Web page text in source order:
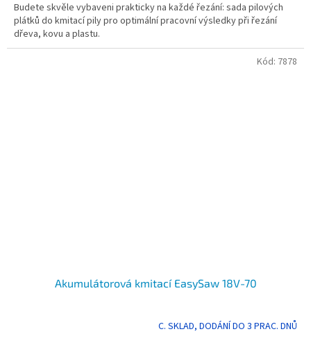
z
5
hvězdiček.
Budete skvěle vybaveni prakticky na každé řezání: sada pilových
plátků do kmitací pily pro optimální pracovní výsledky při řezání
dřeva, kovu a plastu.
Akumulátorová kmitací EasySaw 18V-70
C. SKLAD, DODÁNÍ DO 3 PRAC. DNŮ
Kód: 7878